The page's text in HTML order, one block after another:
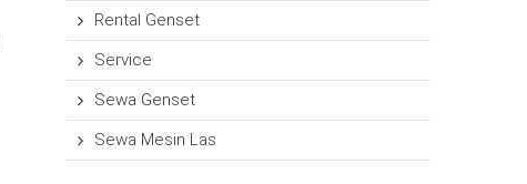
Rental Genset
Service
Sewa Genset
Sewa Mesin Las